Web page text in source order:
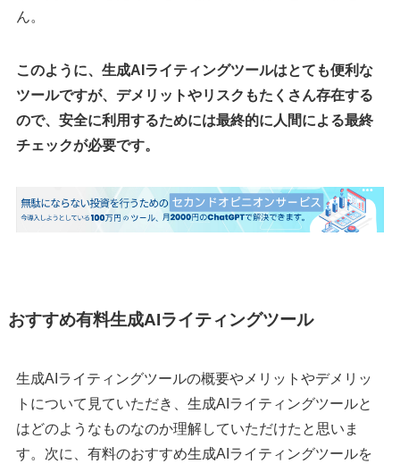
ん。
このように、生成AIライティングツールはとても便利な
ツールですが、デメリットやリスクもたくさん存在する
ので、安全に利用するためには最終的に人間による最終
チェックが必要です。
おすすめ有料生成AIライティングツール
生成AIライティングツールの概要やメリットやデメリッ
トについて見ていただき、生成AIライティングツールと
はどのようなものなのか理解していただけたと思いま
す。次に、有料のおすすめ生成AIライティングツールを